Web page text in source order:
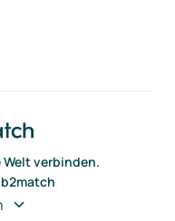
Welt verbinden.